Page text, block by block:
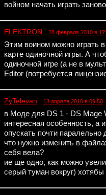
войном начать играть
ELEKTRON 28 февраля 2010 в
Этим воином можно играть
карте одиночной игры. А
одиночной игре (а не в
Editor (потребуется
ZyTelevan 13 апреля 2010 в 09:50
в Моде для DS 1 - DS Mage
интересная особенность, а
опускать почти паралельно
что нужно изменить в
себя вела?
ие ще одно, как можно
серый туман вокруг) хотябы